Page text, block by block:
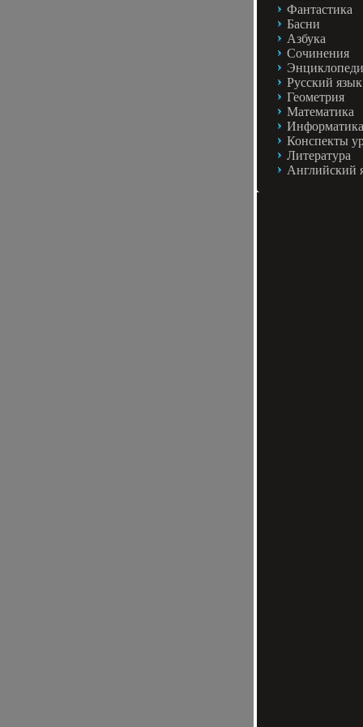
Фантастика
Басни
Азбука
Сочинения
Русский язык
Геометрия
Математика
Информатика
Конспекты
Литература
Английский